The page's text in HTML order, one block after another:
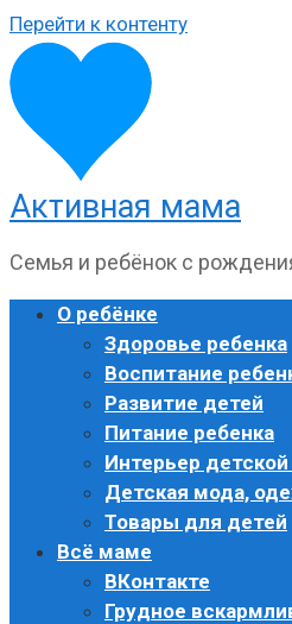
Перейти к контенту
Активная мама
Семья и ребёнок с
О ребёнке
Здоровье ребенка
Воспитание
Развитие детей
Питание ребенка
Интерьер
Детская мода,
Товары для детей
Всё маме
ВКонтакте
Грудное